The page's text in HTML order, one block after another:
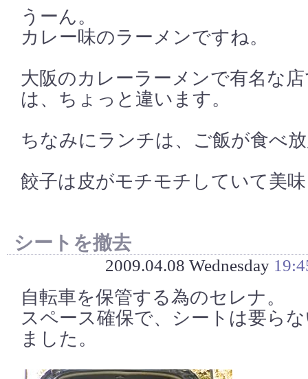
うーん。
カレー味のラーメンですね。
大阪のカレーラーメンで有名な
は、ちょっと違います。
ちなみにランチは、ご飯が食べ
餃子は皮がモチモチしていて美
シートを撤去
2009.04.08 Wednesday
自転車を保管する為のセレナ。
スペース確保で、シートは要ら
ました。